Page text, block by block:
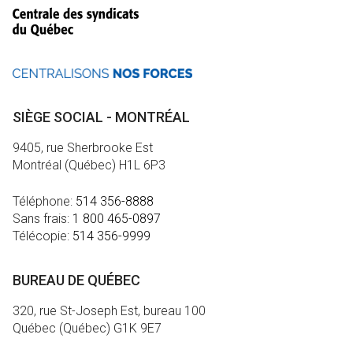
SIÈGE SOCIAL - MONTRÉAL
9405, rue Sherbrooke Est
Montréal (Québec) H1L 6P3
Téléphone: 514 356-8888
Sans frais: 1 800 465-0897
Télécopie: 514 356-9999
BUREAU DE QUÉBEC
320, rue St-Joseph Est, bureau 100
Québec (Québec) G1K 9E7